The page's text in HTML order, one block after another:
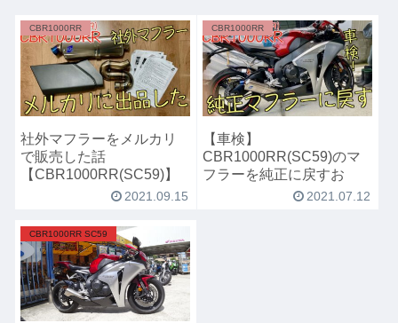
CBR1000RR
社外マフラーをメルカリ
で販売した話
【CBR1000RR(SC59)】
2021.09.15
CBR1000RR
【車検】
CBR1000RR(SC59)のマ
フラーを純正に戻すお
2021.07.12
CBR1000RR SC59